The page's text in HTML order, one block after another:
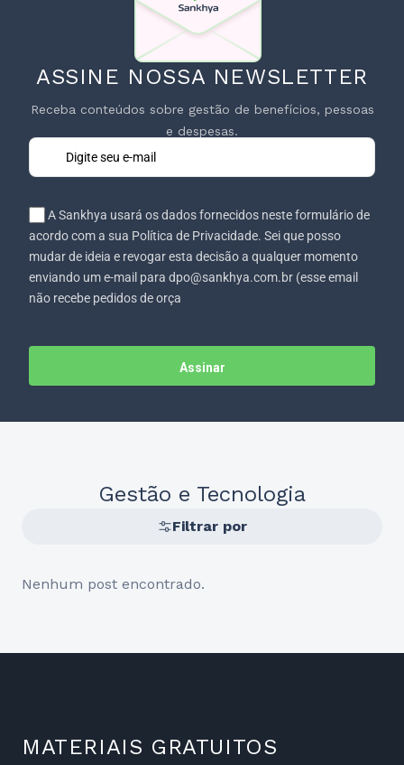
ASSINE NOSSA NEWSLETTER
Receba conteúdos sobre gestão de benefícios, pessoas
e despesas.
A Sankhya usará os dados fornecidos neste formulário de
acordo com a sua Política de Privacidade. Sei que posso
mudar de ideia e revogar esta decisão a qualquer momento
enviando um e-mail para dpo@sankhya.com.br (esse email
não recebe pedidos de orça
Assinar
Gestão e Tecnologia
Filtrar por
Nenhum post encontrado.
MATERIAIS GRATUITOS